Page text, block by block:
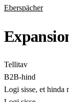
Eberspächer
Tellitav
B2B-hind
Logi sisse, et hinda